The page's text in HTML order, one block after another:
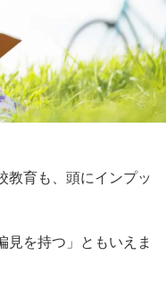
教育も、頭にインプッ
見を持つ」ともいえま